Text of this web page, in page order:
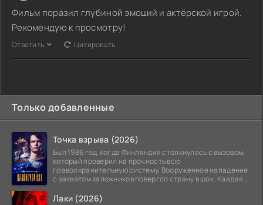
Фильм поразил глубиной эмоций и актёрской игрой.
Рекомендую к просмотру!
Ответить Цитировать
Только добавленные
Точка взрыва (2026)
Был 1986 год, когда Финляндия столкнулась с вызовом,
который проверил на прочность всю
правоохранительную систему. Вооруженное нападение
с захватом заложников повергло страну в шок. Каждая
Лаки (2026)